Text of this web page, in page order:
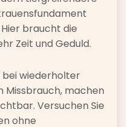
braucht die
Zeit und Geduld.
wiederholter
Missbrauch, machen
Versuchen Sie
ohne